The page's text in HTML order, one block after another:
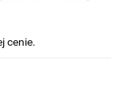
cenie.